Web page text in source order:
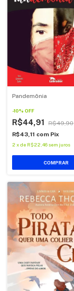
Pandemônia
-10% OFF
R$44,91
R$49,90
R$43,11 com Pix
2 x de R$22,46 sem juros
COMPRAR